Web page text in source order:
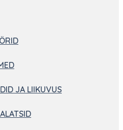
JA LIIKUVUS